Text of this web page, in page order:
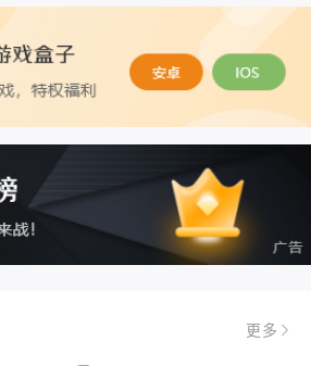
更多